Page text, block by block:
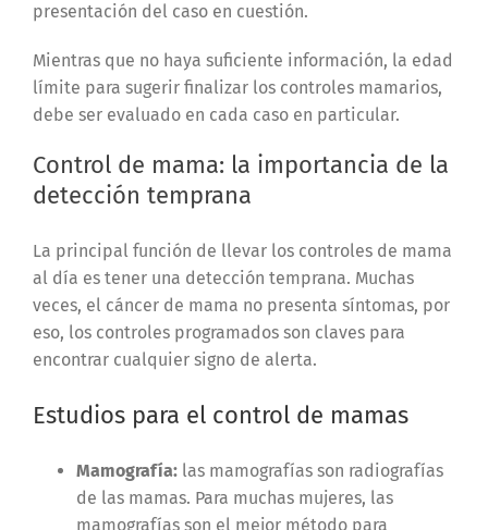
presentación del caso en cuestión.
Mientras que no haya suficiente información, la edad
límite para sugerir finalizar los controles mamarios,
debe ser evaluado en cada caso en particular.
Control de mama: la importancia de la
detección temprana
La principal función de llevar los controles de mama
al día es tener una detección temprana. Muchas
veces, el cáncer de mama no presenta síntomas, por
eso, los controles programados son claves para
encontrar cualquier signo de alerta.
Estudios para el control de mamas
Mamografía: las mamografías son radiografías
de las mamas. Para muchas mujeres, las
mamografías son el mejor método para